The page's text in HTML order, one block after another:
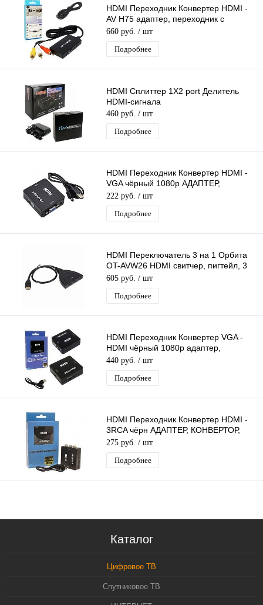
HDMI Переходник Конвертер HDMI -
AV H75 адаптер, переходник с
источника HDMI на 3RCA (AV)
660 руб. / шт
Подробнее
HDMI Сплиттер 1Х2 port Делитель
HDMI-сигнала
460 руб. / шт
Подробнее
HDMI Переходник Конвертер HDMI -
VGA чёрный 1080p АДАПТЕР,
КОНВЕРТЕР, ПРЕОБРАЗОВАТЕЛЬ,
питание USB
222 руб. / шт
Подробнее
HDMI Переключатель 3 на 1 Орбита
OT-AVW26 HDMI свитчер, пигтейл, 3
гнезда, длина 40см
605 руб. / шт
Подробнее
HDMI Переходник Конвертер VGA -
HDMI чёрный 1080p адаптер,
конвертер, преобразователь, питание
USB
440 руб. / шт
Подробнее
HDMI Переходник Конвертер HDMI -
3RCA чёрн АДАПТЕР, КОНВЕРТОР,
ПРЕОБРАЗОВАТЕЛЬ питание от USB
275 руб. / шт
Подробнее
Каталог
Цифровое ТВ
Спутниковое ТВ